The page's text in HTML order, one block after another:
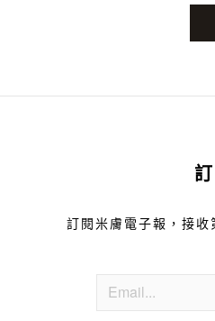
訂閱米膚電子報，接收